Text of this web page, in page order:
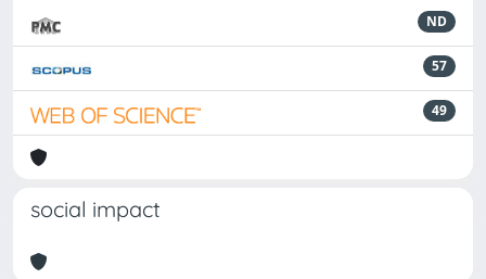
ND
57
49
social impact